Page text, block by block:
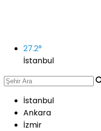
27.2°
İstanbul
İstanbul
Ankara
İzmir